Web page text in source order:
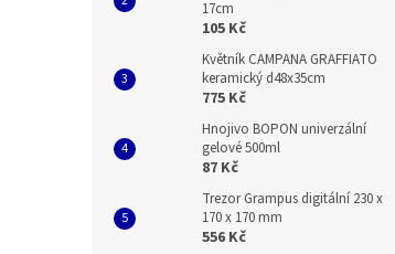
17cm
105 Kč
Květník CAMPANA GRAFFIATO
keramický d48x35cm
775 Kč
Hnojivo BOPON univerzální
gelové 500ml
87 Kč
Trezor Grampus digitální 230 x
170 x 170 mm
556 Kč